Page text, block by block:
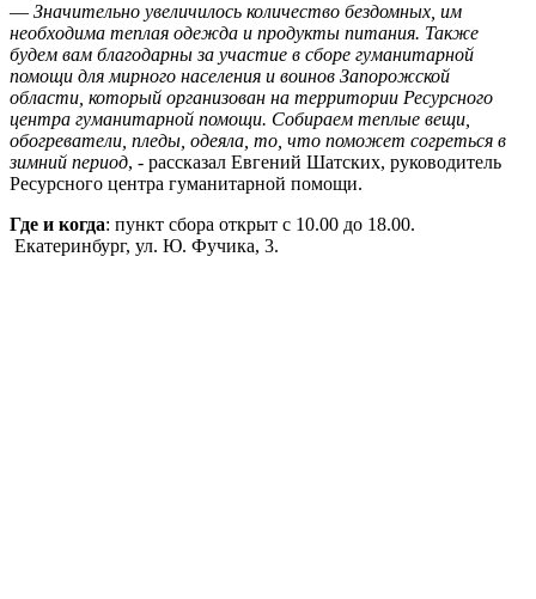
— Значительно увеличилось количество бездомных, им
необходима теплая одежда и продукты питания. Также
будем вам благодарны за участие в сборе гуманитарной
помощи для мирного населения и воинов Запорожской
области, который организован на территории Ресурсного
центра гуманитарной помощи. Собираем теплые вещи,
обогреватели, пледы, одеяла, то, что поможет согреться в
зимний период, - рассказал Евгений Шатских, руководитель
Ресурсного центра гуманитарной помощи.
Где и когда: пункт сбора открыт с 10.00 до 18.00.
Екатеринбург, ул. Ю. Фучика, 3.